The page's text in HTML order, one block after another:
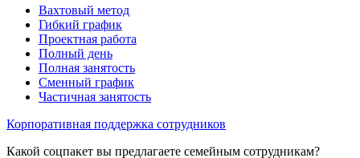
Вахтовый метод
Гибкий график
Проектная работа
Полный день
Полная занятость
Сменный график
Частичная занятость
Корпоративная поддержка сотрудников
Какой соцпакет вы предлагаете семейным сотрудникам?